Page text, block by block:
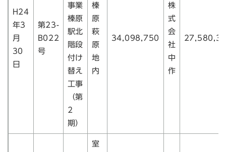
H24
年3
月
30
日
第23-
B022
号
事業
榛原
駅北
階段
付け
替え
工事
（第
2
期）
榛
原
萩
原
地
内
34,098,750
株
式
会
社
中
作
室